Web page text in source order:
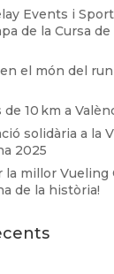
Events i
de la Cursa
el món del
10 km a
solidària a la
2025
millor Vueling
de la història!